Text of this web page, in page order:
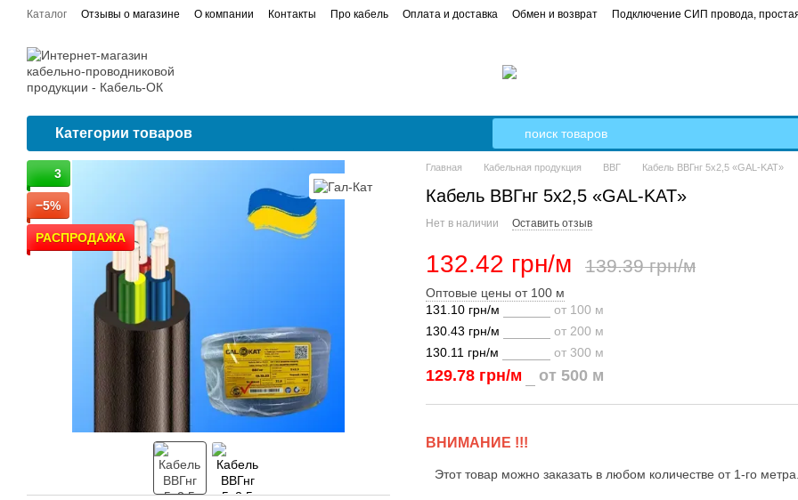
Перейти к основному контенту
Каталог Отзывы о магазине О компании Контакты Про кабель Оплата и доставка Обмен и возврат Подключение СИП провода,
Категории товаров
3
−5%
РАСПРОДАЖА
Главная Кабельная продукция ВВГ Кабель ВВГнг 5х2,5 «GAL-KAT»
Кабель ВВГнг 5х2,5 «GAL-KAT»
Нет в наличии Оставить отзыв
132.42 грн/м 139.39 грн/м
Оптовые цены от 100 м
131.10 грн/м
от 100 м
130.43 грн/м
от 200 м
130.11 грн/м
от 300 м
129.78 грн/м от 500 м
ВНИМАНИЕ !!!
Этот товар можно заказать в любом количестве от 1-го метра.